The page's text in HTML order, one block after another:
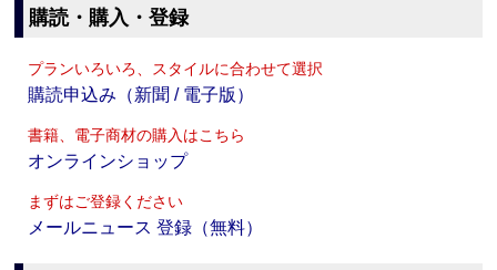
購読・購入・登録
プランいろいろ、スタイルに合わせて選択
購読申込み（新聞 / 電子版）
書籍、電子商材の購入はこちら
オンラインショップ
まずはご登録ください
メールニュース 登録（無料）